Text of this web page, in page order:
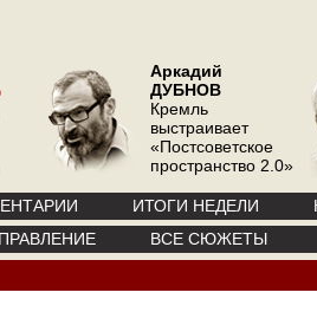
Аркадий
ДУБНОВ
Кремль
выстраивает
«Постсоветское
пространство 2.0»
ИТОГИ НЕДЕЛИ
ВСЕ СЮЖЕТЫ